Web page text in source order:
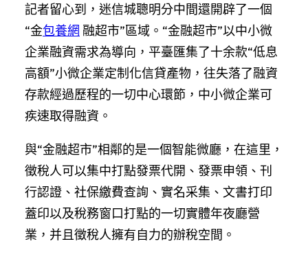
記者留心到，迷信城聰明分中間還開辟了一個
“金包養網 融超市”區域。“金融超市”以中小微
企業融資需求為導向，平臺匯集了十余款“低息
高額”小微企業定制化信貸產物，往失落了融資
存款經過歷程的一切中心環節，中小微企業可
疾速取得融資。
與“金融超市”相鄰的是一個智能微廳，在這里，
徵稅人可以集中打點發票代開、發票申領、刊
行認證、社保繳費查詢、實名采集、文書打印
蓋印以及稅務窗口打點的一切實體年夜廳營
業，并且徵稅人擁有自力的辦稅空間。